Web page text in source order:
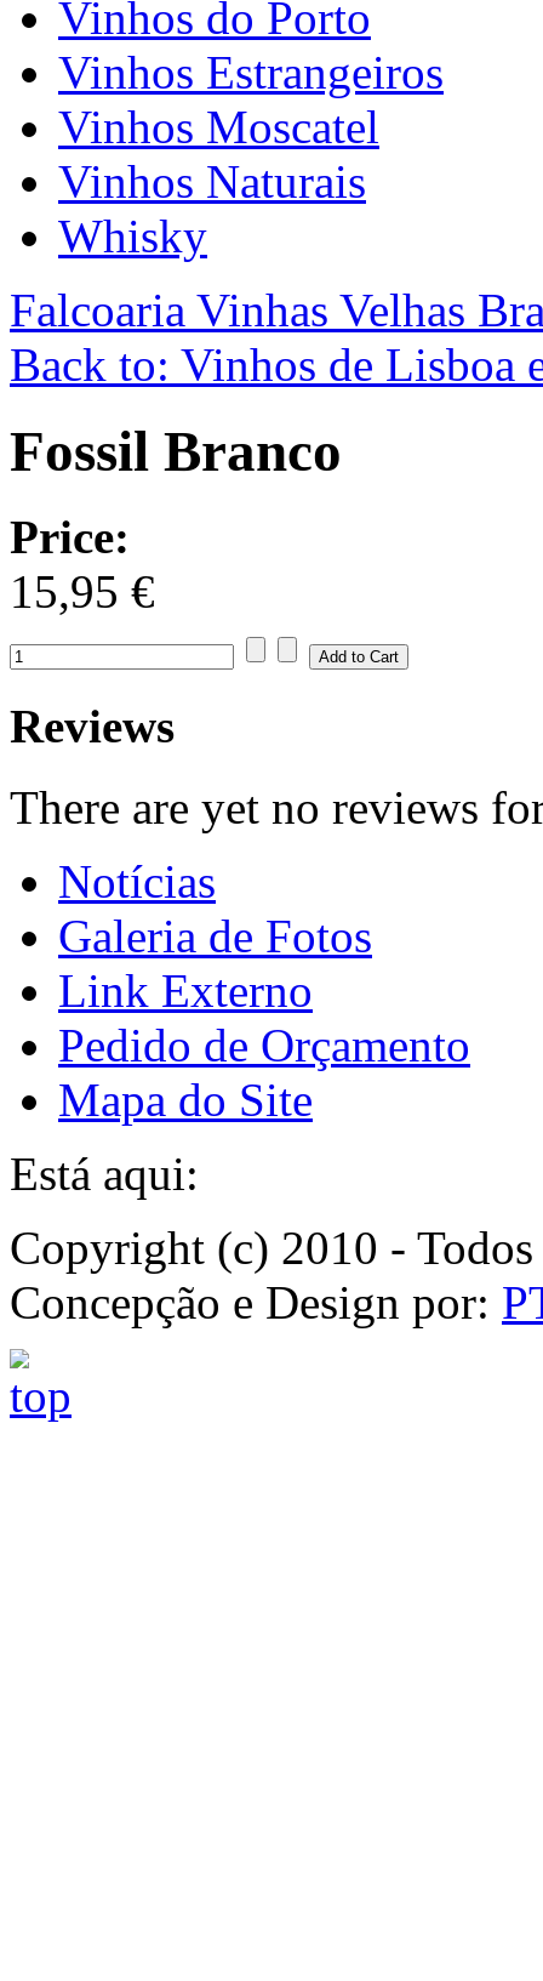
Vinhos do Porto
Vinhos Estrangeiros
Vinhos Moscatel
Vinhos Naturais
Whisky
Falcoaria Vinhas Velhas
Back to: Vinhos de Lisboa
Fossil Branco
Price:
15,95 €
Reviews
There are yet no reviews
Notícias
Galeria de Fotos
Link Externo
Pedido de Orçamento
Mapa do Site
Está aqui:
Copyright (c) 2010 -
Concepção e Design por: